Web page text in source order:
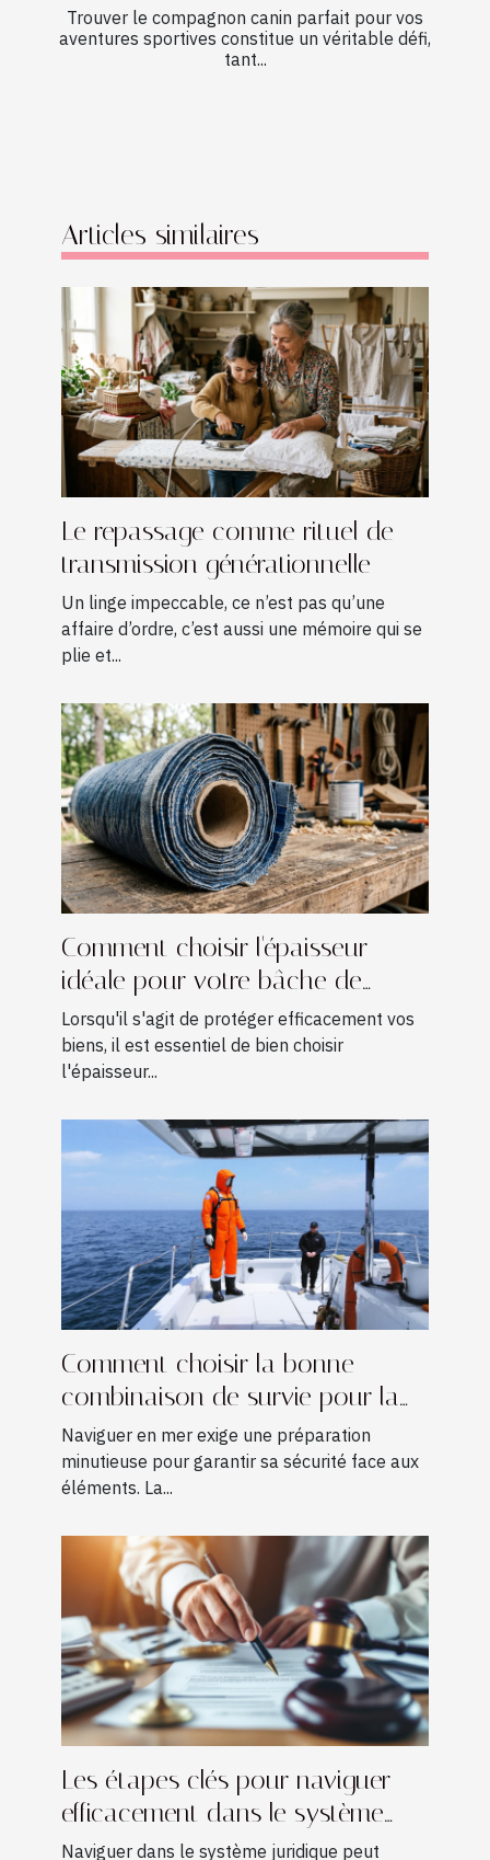
Trouver le compagnon canin parfait pour vos
aventures sportives constitue un véritable défi,
tant...
Articles similaires
Le repassage comme rituel de
transmission générationnelle
Un linge impeccable, ce n’est pas qu’une
affaire d’ordre, c’est aussi une mémoire qui se
plie et...
Comment choisir l'épaisseur
idéale pour votre bâche de
protection ?
Lorsqu'il s'agit de protéger efficacement vos
biens, il est essentiel de bien choisir
l'épaisseur...
Comment choisir la bonne
combinaison de survie pour la
navigation ?
Naviguer en mer exige une préparation
minutieuse pour garantir sa sécurité face aux
éléments. La...
Les étapes clés pour naviguer
efficacement dans le système
juridique
Naviguer dans le système juridique peut